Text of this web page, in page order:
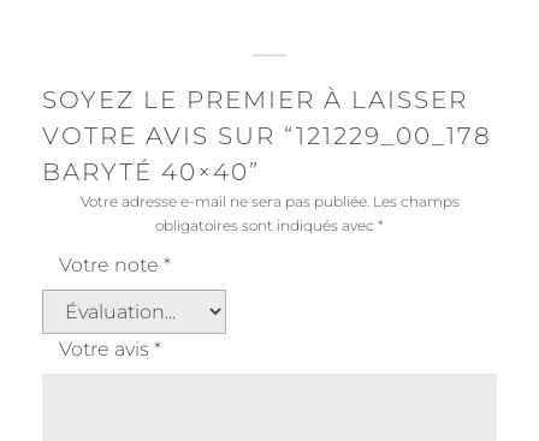
SOYEZ LE PREMIER À LAISSER
VOTRE AVIS SUR “121229_00_178
BARYTÉ 40×40”
Votre adresse e-mail ne sera pas publiée. Les champs
obligatoires sont indiqués avec *
Votre note *
Votre avis *